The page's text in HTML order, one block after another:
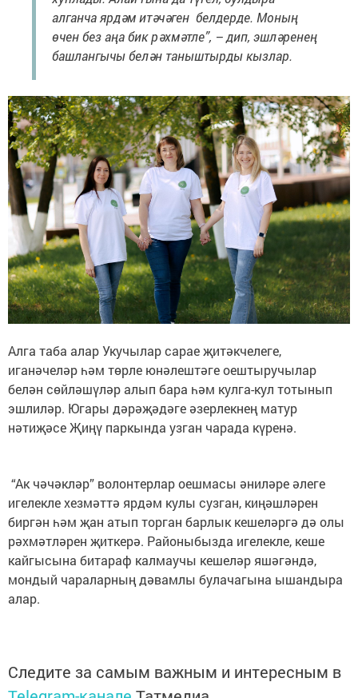
алганча ярдәм итәчәген белдерде. Моның
өчен без аңа бик рәхмәтле”, – дип, эшләренең
башлангычы белән таныштырды кызлар.
Алга таба алар Укучылар сарае җитәкчелеге,
иганәчеләр һәм төрле юнәлештәге оештыручылар
белән сөйләшүләр алып бара һәм кулга-кул тотынып
эшлиләр. Югары дәрәҗәдәге әзерлекнең матур
нәтиҗәсе Җиңү паркында узган чарада күренә.
“Ак чәчәкләр” волонтерлар оешмасы әниләре әлеге
игелекле хезмәттә ярдәм кулы сузган, киңәшләрен
биргән һәм җан атып торган барлык кешеләргә дә олы
рәхмәтләрен җиткерә. Районыбызда игелекле, кеше
кайгысына битараф калмаучы кешеләр яшәгәндә,
мондый чараларның дәвамлы булачагына ышандыра
алар.
Следите за самым важным и интересным в